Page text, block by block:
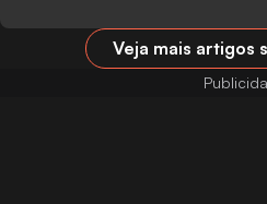
Veja mais artigos